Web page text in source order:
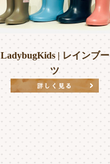
LadybugKids | レインブー
ツ